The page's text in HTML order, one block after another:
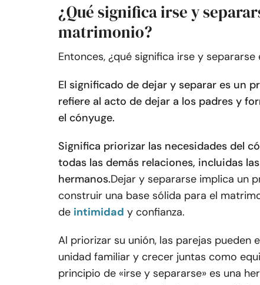
¿Qué significa irse y
matrimonio?
Entonces, ¿qué significa irse y
El significado de dejar y separar es un
refiere al acto de dejar a los padres y
el cónyuge.
Significa priorizar las necesidades del
todas las demás relaciones, incluidas
hermanos.Dejar y separarse implica un
construir una base sólida para el
de intimidad y confianza.
Al priorizar su unión, las parejas pueden
unidad familiar y crecer juntas como
principio de «irse y separarse» es una